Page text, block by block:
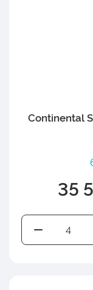
Continental
35